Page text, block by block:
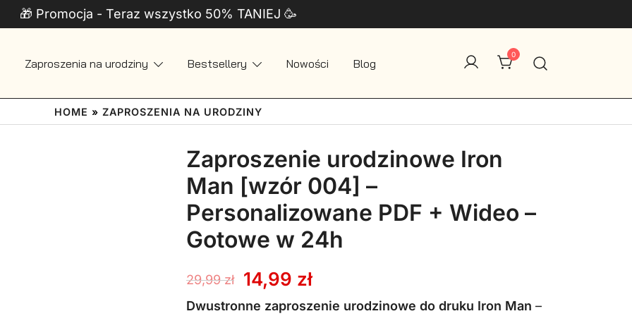
🎁 Promocja - Teraz wszystko 50% TANIEJ 🥳
+ Telefon
Zaproszenia na urodziny Bestsellery Nowości Blog
0
HOME » ZAPROSZENIA NA URODZINY
Zaproszenie urodzinowe Iron
Man [wzór 004] –
Personalizowane PDF + Wideo –
Gotowe w 24h
29,99zł
Pierwotna
cena
14,99 złAktualna
cena
Dwustronne zaproszenie urodzinowe do druku Iron Man –